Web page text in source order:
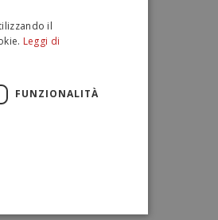
il
Leggi di
FUNZIONALITÀ